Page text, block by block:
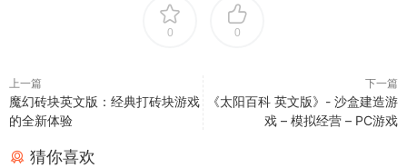
0 0
上一篇
魔幻砖块英文版：经典打砖块游戏
的全新体验
下一篇
《太阳百科 英文版》- 沙盒建造游
戏 – 模拟经营 – PC游戏
猜你喜欢